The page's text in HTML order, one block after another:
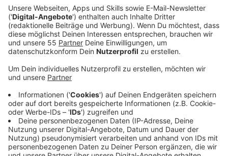
Ein Promi, keine Fragen und fünf
Gegenstände
Anzeige
Wenn ein Popstar, Comedian, Schauspieler oder
Politiker bei uns zu Besuch ist, stellt er sich auch dem
besonderen Video-Interview „Fünf für". Dabei wird
keine einzige Frage gestellt, sondern dem Gast
einfach fünf Dinge in die Hand gedrückt, zu denen er